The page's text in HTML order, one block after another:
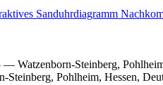
Sanduhrdiagramm
— Watzenborn-Steinberg,
Steinberg, Pohlheim, Hessen,